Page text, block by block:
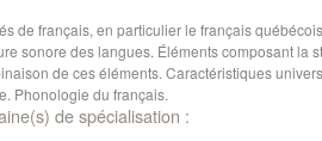
de français, en particulier le français
sonore des langues. Éléments composant la
de ces éléments. Caractéristiques
Phonologie du français.
de spécialisation :